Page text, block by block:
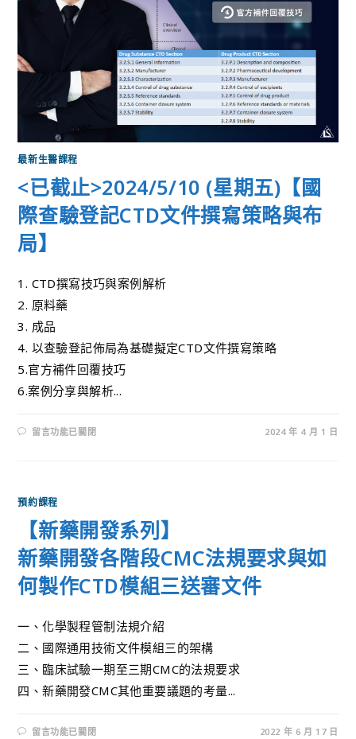
最新生醫課程
<已截止>2024/5/10 (星期五)【國
際查驗登記CTD文件撰寫策略與布
局】
1. CTD撰寫技巧與案例解析
2. 原料藥
3. 成品
4. 以查驗登記佈局為基礎擬定CTD文件撰寫策略
5.官方補件回覆技巧
6.案例分享與解析...
留言功能已關閉 2024 年 4 月 1 日
預約課程
【新藥開發系列】
新藥開發各階段CMC法規要求與如
何製作CTD模組三送審文件
一、化學製程管制法規介紹
二、國際通用技術文件模組三的架構
三、臨床試驗一期至三期CMC的法規要求
四、新藥開發CMC其他重要議題的考量...
留言功能已關閉 2022 年 6 月 17 日